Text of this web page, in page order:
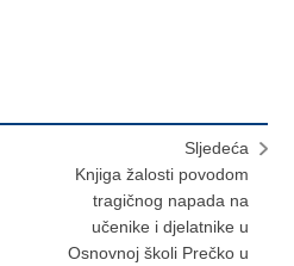
Sljedeća
Knjiga žalosti povodom
tragičnog napada na
učenike i djelatnike u
Osnovnoj školi Prečko u